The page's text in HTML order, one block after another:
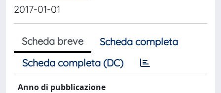
2017-01-01
Scheda breve
Scheda completa
Scheda completa (DC)
Anno di pubblicazione